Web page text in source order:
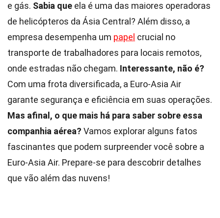
e gás. Sabia que ela é uma das maiores operadoras
de helicópteros da Ásia Central? Além disso, a
empresa desempenha um papel crucial no
transporte de trabalhadores para locais remotos,
onde estradas não chegam. Interessante, não é?
Com uma frota diversificada, a Euro-Asia Air
garante segurança e eficiência em suas operações.
Mas afinal, o que mais há para saber sobre essa
companhia aérea? Vamos explorar alguns fatos
fascinantes que podem surpreender você sobre a
Euro-Asia Air. Prepare-se para descobrir detalhes
que vão além das nuvens!